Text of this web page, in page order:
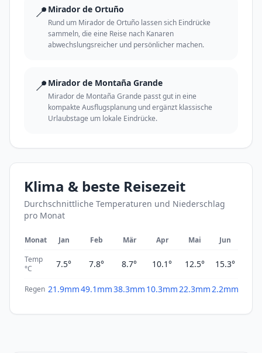
📍 Mirador de Ortuño
Rund um Mirador de Ortuño lassen sich Eindrücke
sammeln, die eine Reise nach Kanaren
abwechslungsreicher und persönlicher machen.
📍 Mirador de Montaña Grande
Mirador de Montaña Grande passt gut in eine
kompakte Ausflugsplanung und ergänzt klassische
Urlaubstage um lokale Eindrücke.
Klima & beste Reisezeit
Durchschnittliche Temperaturen und Niederschlag
pro Monat
Monat Jan Feb Mär Apr Mai Jun
Temp
°C
7.5° 7.8° 8.7° 10.1° 12.5° 15.3°
Regen 21.9mm49.1mm38.3mm 10.3mm 22.3mm 2.2mm